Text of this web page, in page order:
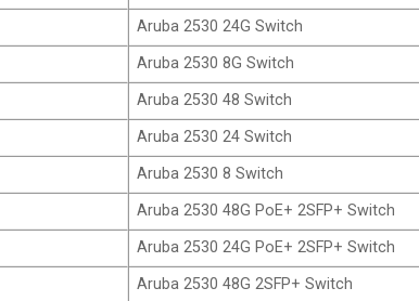
Aruba 2530 24G Switch
Aruba 2530 8G Switch
Aruba 2530 48 Switch
Aruba 2530 24 Switch
Aruba 2530 8 Switch
Aruba 2530 48G PoE+ 2SFP+ Switch
Aruba 2530 24G PoE+ 2SFP+ Switch
Aruba 2530 48G 2SFP+ Switch